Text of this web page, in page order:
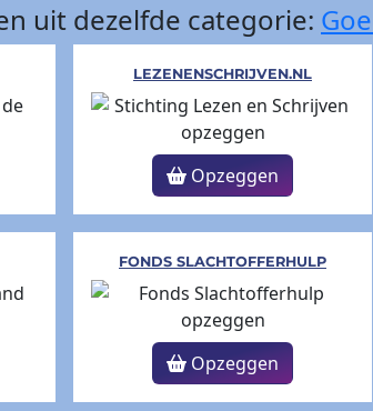
uit dezelfde categorie:
LEZENENSCHRIJVEN.NL
Opzeggen
FONDS SLACHTOFFERHULP
Opzeggen